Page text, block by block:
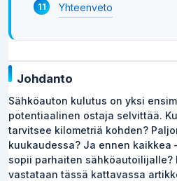
Yhteenveto
Johdanto
Sähköauton kulutus on yksi
potentiaalinen ostaja selvittää.
tarvitsee kilometriä kohden?
kuukaudessa? Ja ennen kaikkea
sopii parhaiten sähköautoilijalle?
vastataan tässä kattavassa